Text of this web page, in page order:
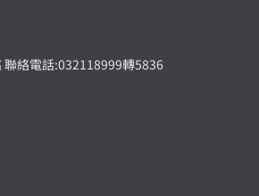
聯絡電話:032118999轉5836